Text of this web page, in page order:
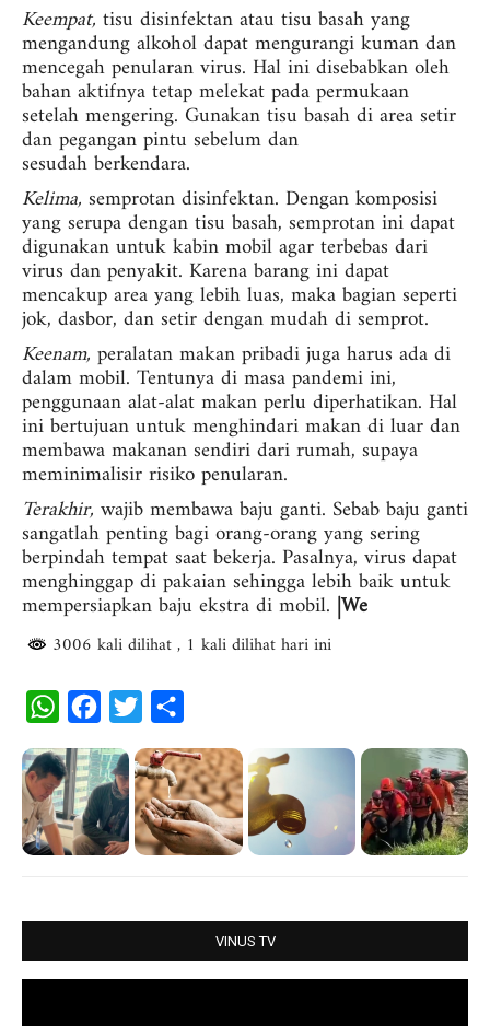
Keempat, tisu disinfektan atau tisu basah yang
mengandung alkohol dapat mengurangi kuman dan
mencegah penularan virus. Hal ini disebabkan oleh
bahan aktifnya tetap melekat pada permukaan
setelah mengering. Gunakan tisu basah di area setir
dan pegangan pintu sebelum dan
sesudah berkendara.
Kelima, semprotan disinfektan. Dengan komposisi
yang serupa dengan tisu basah, semprotan ini dapat
digunakan untuk kabin mobil agar terbebas dari
virus dan penyakit. Karena barang ini dapat
mencakup area yang lebih luas, maka bagian seperti
jok, dasbor, dan setir dengan mudah di semprot.
Keenam, peralatan makan pribadi juga harus ada di
dalam mobil. Tentunya di masa pandemi ini,
penggunaan alat-alat makan perlu diperhatikan. Hal
ini bertujuan untuk menghindari makan di luar dan
membawa makanan sendiri dari rumah, supaya
meminimalisir risiko penularan.
Terakhir, wajib membawa baju ganti. Sebab baju ganti
sangatlah penting bagi orang-orang yang sering
berpindah tempat saat bekerja. Pasalnya, virus dapat
menghinggap di pakaian sehingga lebih baik untuk
mempersiapkan baju ekstra di mobil. |We
3006 kali dilihat, 1 kali dilihat hari ini
W
a
t
s
c
e
b
i
t
t
a
r
e
VINUS TV